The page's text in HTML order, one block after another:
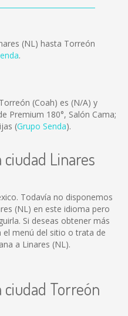
(NL) hasta Torreón
.
(Coah) es (N/A) y
Premium 180°, Salón Cama;
(Grupo Senda).
Linares
Todavía no disponemos
(NL) en este idioma pero
Si deseas obtener más
menú del sitio o trata de
a Linares (NL).
Torreón